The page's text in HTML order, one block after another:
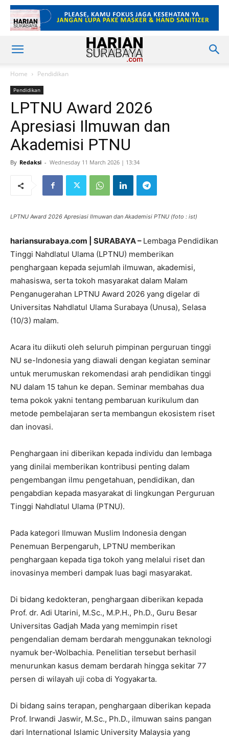
Home Pendidikan
Pendidikan
LPTNU Award 2026
Apresiasi Ilmuwan dan
Akademisi PTNU
By Redaksi - Wednesday 11 March 2026 | 13:34
LPTNU Award 2026 Apresiasi Ilmuwan dan Akademisi PTNU (foto : ist)
hariansurabaya.com | SURABAYA – Lembaga Pendidikan
Tinggi Nahdlatul Ulama (LPTNU) memberikan
penghargaan kepada sejumlah ilmuwan, akademisi,
mahasiswa, serta tokoh masyarakat dalam Malam
Penganugerahan LPTNU Award 2026 yang digelar di
Universitas Nahdlatul Ulama Surabaya (Unusa), Selasa
(10/3) malam.
Acara itu diikuti oleh seluruh pimpinan perguruan tinggi
NU se-Indonesia yang diawali dengan kegiatan seminar
untuk merumuskan rekomendasi arah pendidikan tinggi
NU dalam 15 tahun ke depan. Seminar membahas dua
tema pokok yakni tentang pembaruan kurikulum dan
metode pembelajaran serta membangun ekosistem riset
dan inovasi.
Penghargaan ini diberikan kepada individu dan lembaga
yang dinilai memberikan kontribusi penting dalam
pengembangan ilmu pengetahuan, pendidikan, dan
pengabdian kepada masyarakat di lingkungan Perguruan
Tinggi Nahdlatul Ulama (PTNU).
Pada kategori Ilmuwan Muslim Indonesia dengan
Penemuan Berpengaruh, LPTNU memberikan
penghargaan kepada tiga tokoh yang melalui riset dan
inovasinya memberi dampak luas bagi masyarakat.
Di bidang kedokteran, penghargaan diberikan kepada
Prof. dr. Adi Utarini, M.Sc., M.P.H., Ph.D., Guru Besar
Universitas Gadjah Mada yang memimpin riset
pengendalian demam berdarah menggunakan teknologi
nyamuk ber-Wolbachia. Penelitian tersebut berhasil
menurunkan kasus demam berdarah hingga sekitar 77
persen di wilayah uji coba di Yogyakarta.
Di bidang sains terapan, penghargaan diberikan kepada
Prof. Irwandi Jaswir, M.Sc., Ph.D., ilmuwan sains pangan
dari International Islamic University Malaysia yang